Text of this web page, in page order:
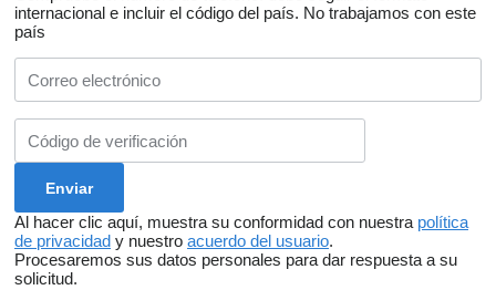
internacional e incluir el código del país. No trabajamos con este
país
Al hacer clic aquí, muestra su conformidad con nuestra política
de privacidad y nuestro acuerdo del usuario.
Procesaremos sus datos personales para dar respuesta a su
solicitud.